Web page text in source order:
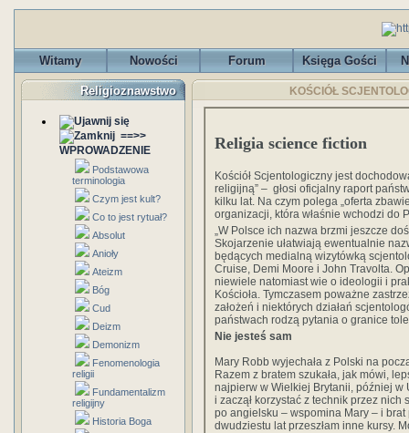
Witamy Nowości Forum Księga Gości
Religioznawstwo
==>>
WPROWADZENIE
Podstawowa
terminologia
Czym jest kult?
Co to jest rytuał?
Absolut
Anioły
Ateizm
Bóg
Cud
Deizm
Demonizm
Fenomenologia
religii
Fundamentalizm
religijny
Historia Boga
KOŚCIÓŁ
Religia science fiction
Kościół Scjentologiczny jest
religijną” – głosi oficjalny raport
kilku lat. Na czym polega „oferta
organizacji, która właśnie wchodzi do
„W Polsce ich nazwa brzmi jeszcze
Skojarzenie ułatwiają ewentualnie
będących medialną wizytówką
Cruise, Demi Moore i John Travolta.
niewiele natomiast wie o ideologii i
Kościoła. Tymczasem poważne
założeń i niektórych działań
państwach rodzą pytania o granice
Nie jesteś sam
Mary Robb wyjechała z Polski na
Razem z bratem szukała, jak mówi,
najpierw w Wielkiej Brytanii, później w
i zaczął korzystać z technik przez nich
po angielsku – wspomina Mary – i
dwudziestu lat przeszłam inne kursy.